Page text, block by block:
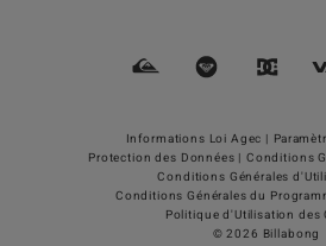
Informations Loi Agec |
Protection des Données | Conditions
Conditions Générales
Conditions Générales du
Politique d'Utilisation des
© 2026 Billabong